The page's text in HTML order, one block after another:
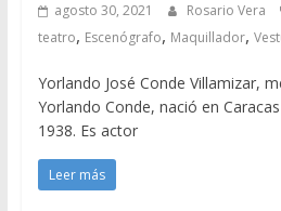
agosto 30, 2021 Rosario Vera
teatro, Escenógrafo, Maquillador,
Yorlando José Conde Villamizar,
Yorlando Conde, nació en
1938. Es actor
Leer más